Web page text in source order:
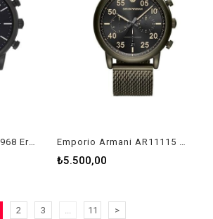
Emporio Armani AR1968 Erkek Kol Saati Emporio Armani AR11115 Erkek Kol Saati
₺5.500,00
2 3 ... 11 >